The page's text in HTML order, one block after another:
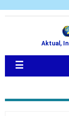
Aktual,
☰